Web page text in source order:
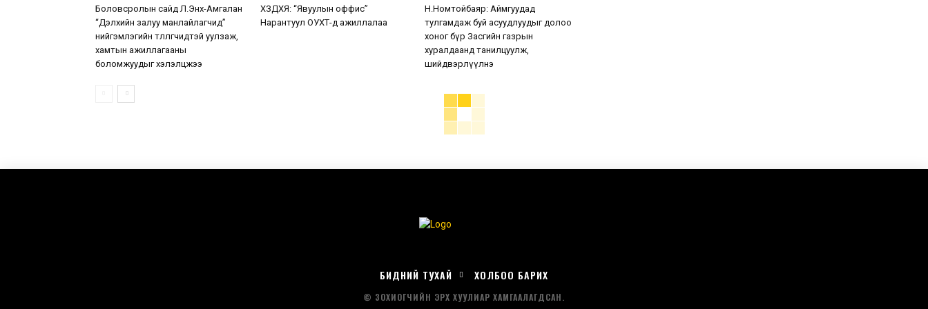
Боловсролын сайд Л.Энх-Амгалан
“Дэлхийн залуу манлайлагчид”
нийгэмлэгийн төлөөлөгчидтэй уулзаж,
хамтын ажиллагааны
боломжуудыг хэлэлцжээ
ХЗДХЯ: “Явуулын оффис”
Нарантуул ОУХТ-д ажиллалаа
Н.Номтойбаяр: Аймгуудад
тулгамдаж буй асуудлуудыг долоо
хоног бүр Засгийн газрын
хуралдаанд танилцуулж,
шийдвэрлүүлнэ
БИДНИЙ ТУХАЙ ХОЛБОО БАРИХ
© ЗОХИОГЧИЙН ЭРХ ХУУЛИАР ХАМГААЛАГДСАН.